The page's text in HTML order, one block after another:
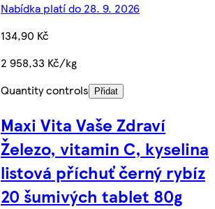
Nabídka platí do 28. 9. 2026
134,90 Kč
2 958,33 Kč/kg
Quantity controls
Přidat
Maxi Vita Vaše Zdraví
Železo, vitamin C, kyselina
listová příchuť černý rybíz
20 šumivých tablet 80g